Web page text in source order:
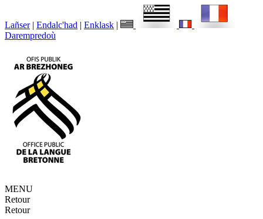
Lañser | Endalc'had | Enklask |
Darempredoù
MENU
Retour
Retour